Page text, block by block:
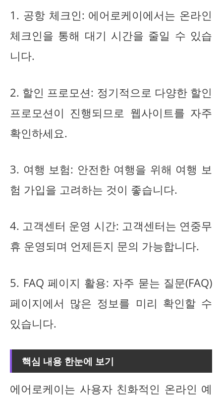
1. 공항 체크인: 에어로케이에서는 온라인
체크인을 통해 대기 시간을 줄일 수 있습
니다.
2. 할인 프로모션: 정기적으로 다양한 할인
프로모션이 진행되므로 웹사이트를 자주
확인하세요.
3. 여행 보험: 안전한 여행을 위해 여행 보
험 가입을 고려하는 것이 좋습니다.
4. 고객센터 운영 시간: 고객센터는 연중무
휴 운영되며 언제든지 문의 가능합니다.
5. FAQ 페이지 활용: 자주 묻는 질문(FAQ)
페이지에서 많은 정보를 미리 확인할 수
있습니다.
핵심 내용 한눈에 보기
에어로케이는 사용자 친화적인 온라인 예